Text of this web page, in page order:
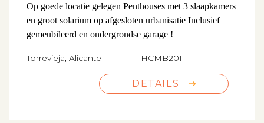
Op goede locatie gelegen Penthouses met 3 slaapkamers
en groot solarium op afgesloten urbanisatie Inclusief
gemeubileerd en ondergrondse garage !
Torrevieja, Alicante HCMB201
DETAILS